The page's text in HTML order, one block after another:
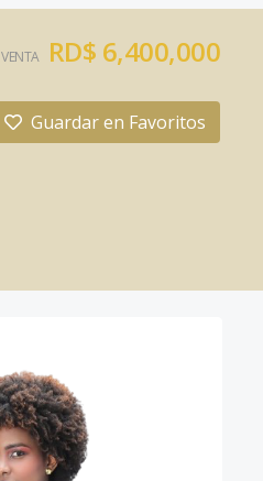
VENTA RD$ 6,400,000
Guardar en Favoritos